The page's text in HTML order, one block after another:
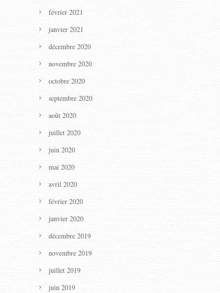
février 2021
janvier 2021
décembre 2020
novembre 2020
octobre 2020
septembre 2020
août 2020
juillet 2020
juin 2020
mai 2020
avril 2020
février 2020
janvier 2020
décembre 2019
novembre 2019
juillet 2019
juin 2019